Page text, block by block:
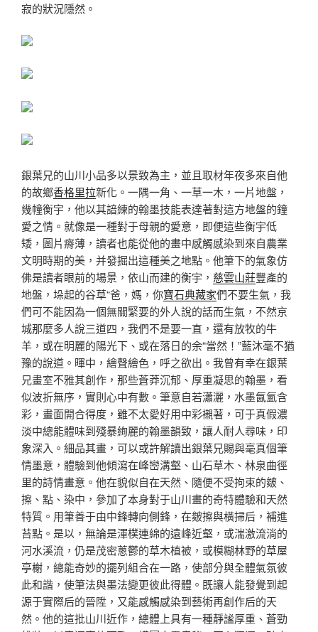
寂的狀況隱然。
銀葉兄的山川小品多以景致為主，並且取材年夜多來自他
的故鄉香格里拉新化。一隅一角、一草一木，一片地盤，
幾幢衡宇，他以其諳練的翰墨技能表達著對這方地盤的鐘
愛之情。就像是一種對于母親的愛意，即便這些衡宇低
矮，圖片瘠薄，讀者也能從他的畫中感觸感染到來自農業
文明時期的美，并發掘出這種美之地點。他筆下的氣象仿
佛是讀者眼前的場景，依山而建的衡宇， 慈雲山莊豐產的
地盤，垛起的谷草“爸，媽，你寶石典藏家們不要生氣，我
們可不能因為一個無關緊要的外人說的話而生氣，不然京
城那麼多人說三道四，我們不是要一直，還有放牧的牛
羊，或在明麗的陽光下、或在落日的余“當然！”藍沐毫不猶
豫的說道。暉中，繪聲繪色，呼之欲出。我曾有幸在銀葉
兄畫室不雅其創作，那些蒼莽沉郁、厚重凝思的翰墨，看
似波折無序，實則心中有數。筆意自若瀟灑，水墨氤氳含
彩，畫面開合得度，雖不太愛好用中彩襯著，可于真假濃
淡中總能體味到殘暴絢麗的翰墨韻致，讓人耐人尋味，印
象深入。細品其畫，可以或許解讀出銀葉兄賜與毫真個筆
情墨意，體驗到他傾瀉在峰巒溝壑、山石草木、林泉曲徑
里的詩情畫意。他在貌似自在天然、隨便不受拘束的皴、
擦、點、染中，參加了本身對于山川畫的奇特體驗和天然
特質。用筆善于由中鋒轉向側鋒，在皴擦與橫掃后，補進
苔點。是以，無論是渾樸連綿的遠峰近壑，或湍激流淌的
河水溪流，仍是茂密蔥鬱的草木植被，或模糊林野的草屋
亭榭，總能奇妙的擺列組合在一路，使部分與全體氣氛彼
此和諧，使筆法與墨法變更彼此得體。既讓人能發覺到起
源于實際后的晉陞，又能感觸感染到藝術再創作后的天
然。他的這批山川近作，總體上具有一種靜謐厚重、蒼勁